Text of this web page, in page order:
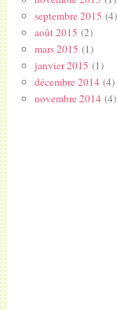
septembre 2015 (4)
août 2015 (2)
mars 2015 (1)
janvier 2015 (1)
décembre 2014(4)
novembre 2014(4)